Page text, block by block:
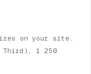
on your site.
Third), 1.250